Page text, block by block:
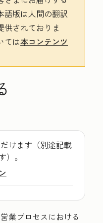
語版は人間の翻訳
供されておりま
ては本コンテンツ
けます（別途記載
）。
業プロセスにおける